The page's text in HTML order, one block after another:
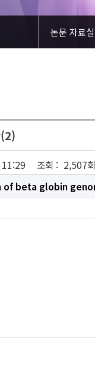
논문 자료실
조회 : 2,507회
beta globin